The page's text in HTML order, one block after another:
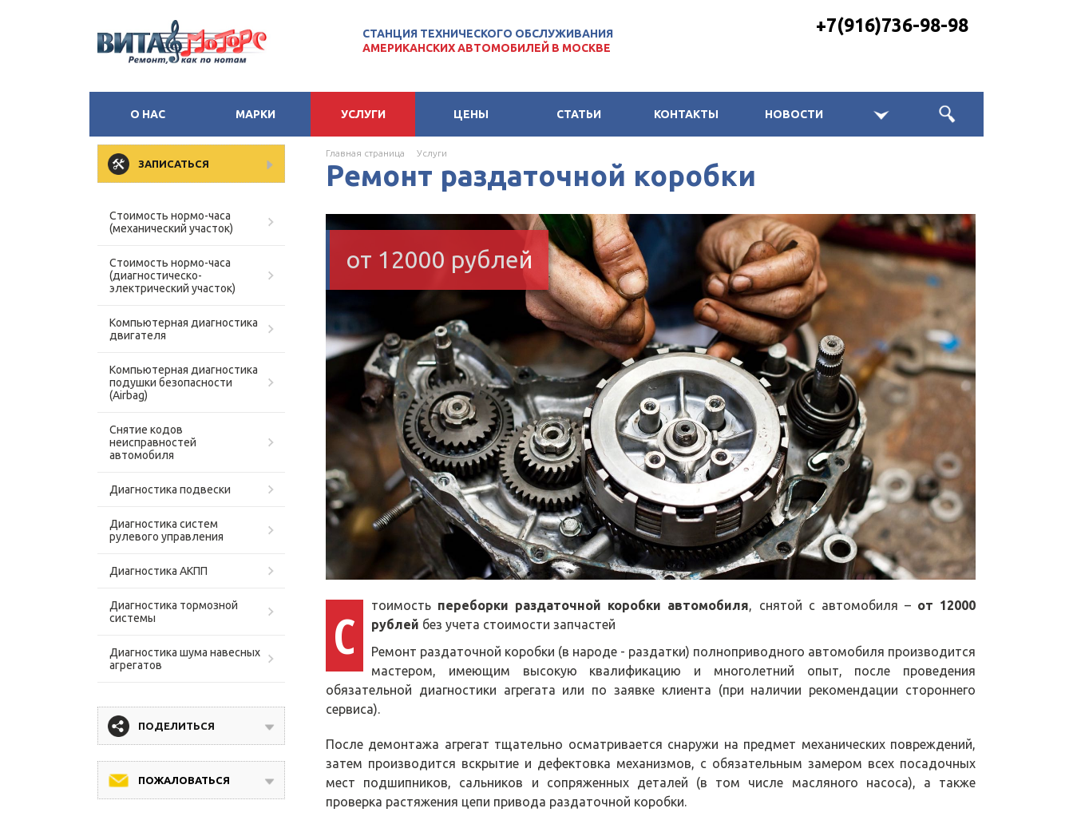
+7(916)736-98-98
СТАНЦИЯ ТЕХНИЧЕСКОГО ОБСЛУЖИВАНИЯ
АМЕРИКАНСКИХ АВТОМОБИЛЕЙ В МОСКВЕ
О НАС МАРКИ УСЛУГИ ЦЕНЫ СТАТЬИ КОНТАКТЫ НОВОСТИ
Главная страница Услуги
Ремонт раздаточной коробки
от 12000 рублей
С тоимость переборки раздаточной коробки автомобиля, снятой с автомобиля – от 12000
рублей без учета стоимости запчастей
Ремонт раздаточной коробки (в народе - раздатки) полноприводного автомобиля производится
мастером, имеющим высокую квалификацию и многолетний опыт, после проведения
обязательной диагностики агрегата или по заявке клиента (при наличии рекомендации стороннего
сервиса).
После демонтажа агрегат тщательно осматривается снаружи на предмет механических повреждений,
затем производится вскрытие и дефектовка механизмов, с обязательным замером всех посадочных
мест подшипников, сальников и сопряженных деталей (в том числе масляного насоса), а также
проверка растяжения цепи привода раздаточной коробки.
ЗАПИСАТЬСЯ
Стоимость нормо-часа
(механический участок)
Стоимость нормо-часа
(диагностическо-
электрический участок)
Компьютерная диагностика
двигателя
Компьютерная диагностика
подушки безопасности
(Airbag)
Снятие кодов
неисправностей
автомобиля
Диагностика подвески
Диагностика систем
рулевого управления
Диагностика АКПП
Диагностика тормозной
системы
Диагностика шума навесных
агрегатов
ПОДЕЛИТЬСЯ
ПОЖАЛОВАТЬСЯ